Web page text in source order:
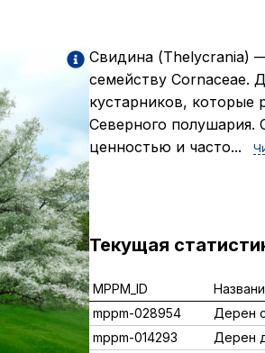
Свидина (Thelycrania)
семейству Cornaceae.
кустарников, которые
Северного полушария.
ценностью и часто...
Текущая
MPPM_ID
mppm-028954
Дерен
mppm-014293
Дерен